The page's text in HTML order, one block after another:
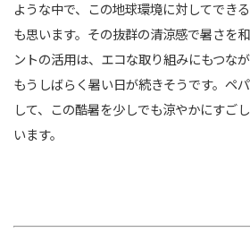
ような中で、この地球環境に対してでき
も思います。その抜群の清涼感で暑さを
ントの活用は、エコな取り組みにもつなが
もうしばらく暑い日が続きそうです。ペ
して、この酷暑を少しでも涼やかにすご
います。